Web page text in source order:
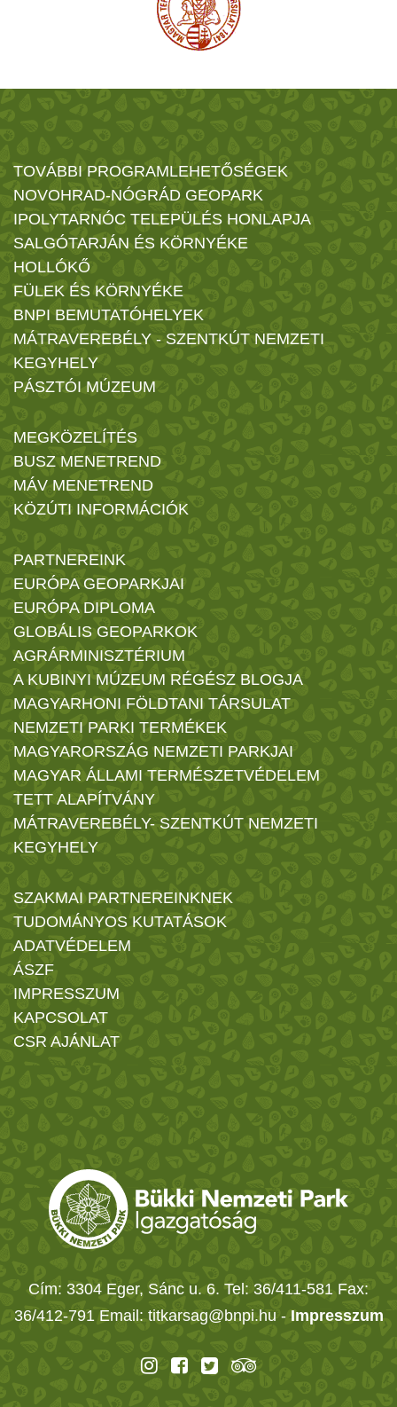
TOVÁBBI PROGRAMLEHETŐSÉGEK
NOVOHRAD-NÓGRÁD GEOPARK
IPOLYTARNÓC TELEPÜLÉS HONLAPJA
SALGÓTARJÁN ÉS KÖRNYÉKE
HOLLÓKŐ
FÜLEK ÉS KÖRNYÉKE
BNPI BEMUTATÓHELYEK
MÁTRAVEREBÉLY - SZENTKÚT NEMZETI
KEGYHELY
PÁSZTÓI MÚZEUM
MEGKÖZELÍTÉS
BUSZ MENETREND
MÁV MENETREND
KÖZÚTI INFORMÁCIÓK
PARTNEREINK
EURÓPA GEOPARKJAI
EURÓPA DIPLOMA
GLOBÁLIS GEOPARKOK
AGRÁRMINISZTÉRIUM
A KUBINYI MÚZEUM RÉGÉSZ BLOGJA
MAGYARHONI FÖLDTANI TÁRSULAT
NEMZETI PARKI TERMÉKEK
MAGYARORSZÁG NEMZETI PARKJAI
MAGYAR ÁLLAMI TERMÉSZETVÉDELEM
TETT ALAPÍTVÁNY
MÁTRAVEREBÉLY- SZENTKÚT NEMZETI
KEGYHELY
SZAKMAI PARTNEREINKNEK
TUDOMÁNYOS KUTATÁSOK
ADATVÉDELEM
ÁSZF
IMPRESSZUM
KAPCSOLAT
CSR AJÁNLAT
Cím: 3304 Eger, Sánc u. 6. Tel: 36/411-581 Fax:
36/412-791 Email: titkarsag@bnpi.hu - Impresszum